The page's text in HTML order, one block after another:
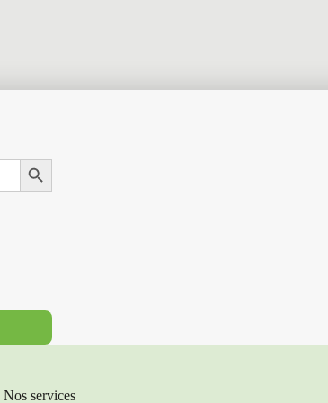
Search Button
Nos services